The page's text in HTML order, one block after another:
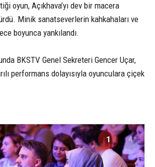
oyun, Açıkhava’yı dev bir macera
Minik sanatseverlerin kahkahaları ve
boyunca yankılandı.
BKSTV Genel Sekreteri Gencer Uçar,
performans dolayısıyla oyunculara çiçek
1 4